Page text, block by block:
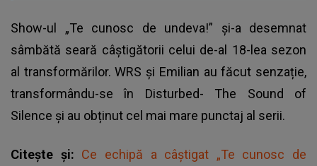
Show-ul „Te cunosc de undeva!” și-a desemnat
sâmbătă seară câștigătorii celui de-al 18-lea sezon
al transformărilor. WRS și Emilian au făcut senzație,
transformându-se în Disturbed- The Sound of
Silence și au obținut cel mai mare punctaj al serii.
Citește și: Ce echipă a câștigat „Te cunosc de